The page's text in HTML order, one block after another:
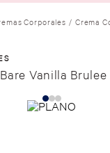
Corporales
Crema
Vanilla Brulee